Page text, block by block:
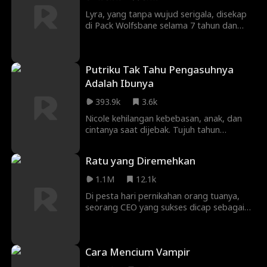
membuatnya hampir tak dikenali,
sedangkan Brandon telah menjadi
seorang CEO penyendiri yang ternyata
Lyra, yang tanpa wujud serigala, disekap
di Pack Wolfsbane selama 7 tahun dan
hamil anaknya. Alfred menyelamatkan Lyra
dari Roland dan membawanya kembali ke
kelompoknya. Demi melindunginya,
mereka membuat kontrak Luna Palsu.
Putriku Tak Tahu Pengasuhnya
Adalah Ibunya
393.9k
3.6k
Nicole kehilangan kebebasan, anak, dan
cintanya saat dijebak. Tujuh tahun
mantan tunangannya, mulai tertarik pada
sang pengasuh baru tanpa tahu itu Nicole,
sementara Lila, putri mereka, perlahan
menyatukan mereka kembali.
Ratu yang Diremehkan
1.1M
12.1k
Di pesta hari pernikahan orang tuanya,
seorang CEO yang sukses dicap sebagai
Cara Mencium Vampir